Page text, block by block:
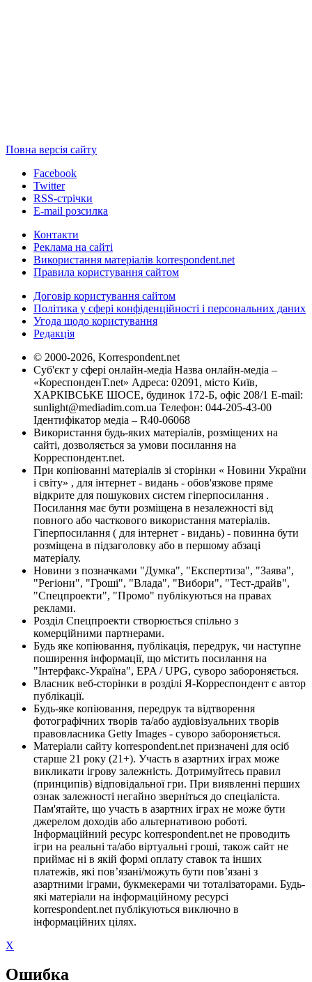
Повна версія сайту
Facebook
Twitter
RSS-стрічки
E-mail розсилка
Контакти
Реклама на сайті
Використання матеріалів korrespondent.net
Правила користування сайтом
Договір користування сайтом
Політика у сфері конфіденційності і персональних даних
Угода щодо користування
Редакція
© 2000-2026, Korrespondent.net
Суб'єкт у сфері онлайн-медіа Назва онлайн-медіа –
«КореспонденТ.net» Адреса: 02091, місто Київ,
ХАРКІВСЬКЕ ШОСЕ, будинок 172-Б, офіс 208/1 E-mail:
sunlight@mediadim.com.ua Телефон: 044-205-43-00
Ідентифікатор медіа – R40-06068
Використання будь-яких матеріалів, розміщених на
сайті, дозволяється за умови посилання на
Корреспондент.net.
При копіюванні матеріалів зі сторінки « Новини України
і світу» , для інтернет - видань - обов'язкове пряме
відкрите для пошукових систем гіперпосилання .
Посилання має бути розміщена в незалежності від
повного або часткового використання матеріалів.
Гіперпосилання ( для інтернет - видань) - повинна бути
розміщена в підзаголовку або в першому абзаці
матеріалу.
Новини з позначками "Думка", "Експертиза", "Заява",
"Регіони", "Гроші", "Влада", "Вибори", "Тест-драйв",
"Спецпроекти", "Промо" публікуються на правах
реклами.
Розділ Спецпроекти створюється спільно з
комерційними партнерами.
Будь яке копіювання, публікація, передрук, чи наступне
поширення інформації, що містить посилання на
"Інтерфакс-Україна", EPA / UPG, суворо забороняється.
Власник веб-сторінки в розділі Я-Корреспондент є автор
публікації.
Будь-яке копіювання, передрук та відтворення
фотографічних творів та/або аудіовізуальних творів
правовласника Getty Images - суворо забороняється.
Матеріали сайту korrespondent.net призначені для осіб
старше 21 року (21+). Участь в азартних іграх може
викликати ігрову залежність. Дотримуйтесь правил
(принципів) відповідальної гри. При виявленні перших
ознак залежності негайно зверніться до спеціаліста.
Пам'ятайте, що участь в азартних іграх не може бути
джерелом доходів або альтернативою роботі.
Інформаційний ресурс korrespondent.net не проводить
ігри на реальні та/або віртуальні гроші, також сайт не
приймає ні в якій формі оплату ставок та інших
платежів, які пов’язані/можуть бути пов’язані з
азартними іграми, букмекерами чи тоталізаторами. Будь-
які матеріали на інформаційному ресурсі
korrespondent.net публікуються виключно в
інформаційних цілях.
X
Ошибка